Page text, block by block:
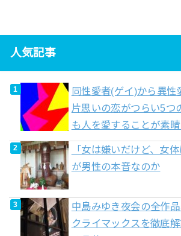
人気記事
同性愛者(ゲイ)から異性
片思いの恋がつらい5つ
も人を愛することが素
「女は嫌いだけど、女
が男性の本音なのか
中島みゆき夜会の全作品
クライマックスを徹底